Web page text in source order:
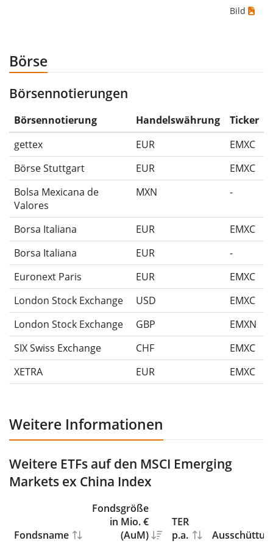
-50%.
Die Wertentwicklungsangaben für ETFs beinhalten
Ausschüttungen (falls vorhanden).
Bild
Börse
Börsennotierungen
Börsennotierung Handelswährung
Ticker
gettex
EUR
EMXC
Börse Stuttgart
EUR
EMXC
Bolsa Mexicana de
Valores
MXN -
Borsa Italiana EUR
EMXC
Borsa Italiana
EUR
-
Euronext Paris
EUR
EMXC
London Stock Exchange
USD
EMXC
London Stock Exchange
GBP
EMXN
SIX Swiss Exchange
CHF
EMXC
XETRA
EUR EMXC
Weitere Informationen
Weitere ETFs auf den MSCI Emerging
Markets ex China Index
Fondsname
Fondsgröße
in Mio. €
(AuM)
TER
p.a.